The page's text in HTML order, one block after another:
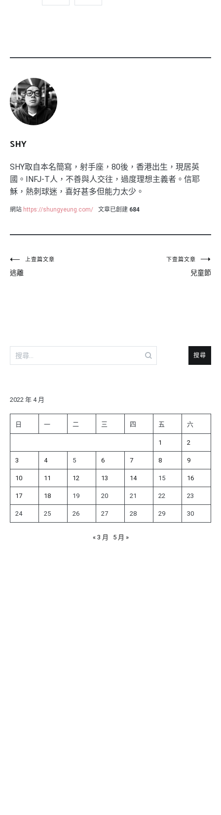
SHY
SHY取自本名簡寫，射手座，80後，香港出生，現居英
國。INFJ-T人，不善與人交往，過度理想主義者。信耶
穌，熱刺球迷，喜好甚多但能力太少。
網站 https://shungyeung.com/ 文章已創建 684
文
章
上壹篇文章
逃離
下壹篇文章
兒童節
搜
尋
字:
2022 年 4 月
日 一 二 三 四 五 六
1 2
3 4 5 6 7 8 9
10 11 12 13 14 15 16
17 18 19 20 21 22 23
24 25 26 27 28 29 30
« 3 月 5 月 »